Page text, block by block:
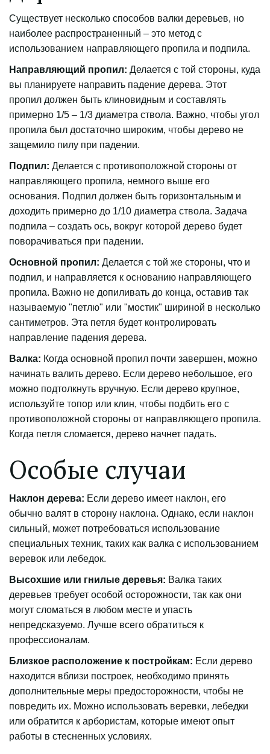
Существует несколько способов валки деревьев, но
наиболее распространенный – это метод с
использованием направляющего пропила и подпила.
Направляющий пропил: Делается с той стороны, куда
вы планируете направить падение дерева. Этот
пропил должен быть клиновидным и составлять
примерно 1/5 – 1/3 диаметра ствола. Важно, чтобы угол
пропила был достаточно широким, чтобы дерево не
защемило пилу при падении.
Подпил: Делается с противоположной стороны от
направляющего пропила, немного выше его
основания. Подпил должен быть горизонтальным и
доходить примерно до 1/10 диаметра ствола. Задача
подпила – создать ось, вокруг которой дерево будет
поворачиваться при падении.
Основной пропил: Делается с той же стороны, что и
подпил, и направляется к основанию направляющего
пропила. Важно не допиливать до конца, оставив так
называемую "петлю" или "мостик" шириной в несколько
сантиметров. Эта петля будет контролировать
направление падения дерева.
Валка: Когда основной пропил почти завершен, можно
начинать валить дерево. Если дерево небольшое, его
можно подтолкнуть вручную. Если дерево крупное,
используйте топор или клин, чтобы подбить его с
противоположной стороны от направляющего пропила.
Когда петля сломается, дерево начнет падать.
Особые случаи
Наклон дерева: Если дерево имеет наклон, его
обычно валят в сторону наклона. Однако, если наклон
сильный, может потребоваться использование
специальных техник, таких как валка с использованием
веревок или лебедок.
Высохшие или гнилые деревья: Валка таких
деревьев требует особой осторожности, так как они
могут сломаться в любом месте и упасть
непредсказуемо. Лучше всего обратиться к
профессионалам.
Близкое расположение к постройкам: Если дерево
находится вблизи построек, необходимо принять
дополнительные меры предосторожности, чтобы не
повредить их. Можно использовать веревки, лебедки
или обратится к арбористам, которые имеют опыт
работы в стесненных условиях.